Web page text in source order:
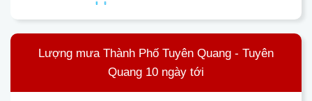
Lượng mưa Thành Phố Tuyên Quang - Tuyên
Quang 10 ngày tới